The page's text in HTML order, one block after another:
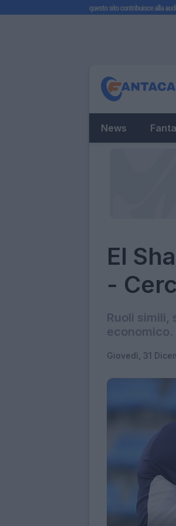
News
El
-
Ruoli simili,
Giovedì, 31